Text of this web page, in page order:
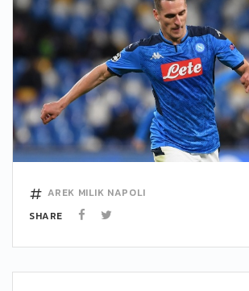
AREK MILIK NAPOLI
SHARE